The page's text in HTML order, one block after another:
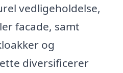
vedligeholdelse,
facade, samt
og
diversificerer